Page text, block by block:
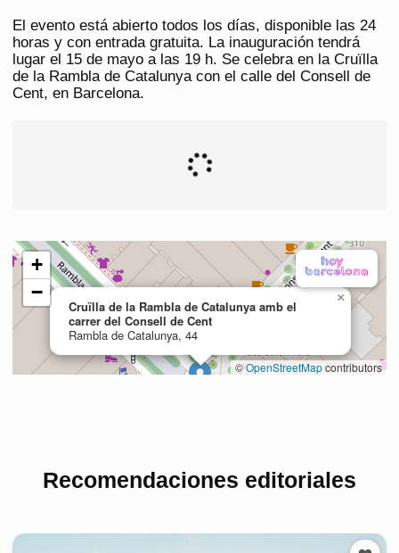
El evento está abierto todos los días, disponible las 24
horas y con entrada gratuita. La inauguración tendrá
lugar el 15 de mayo a las 19 h. Se celebra en la Cruïlla
de la Rambla de Catalunya con el calle del Consell de
Cent, en Barcelona.
Recomendaciones editoriales